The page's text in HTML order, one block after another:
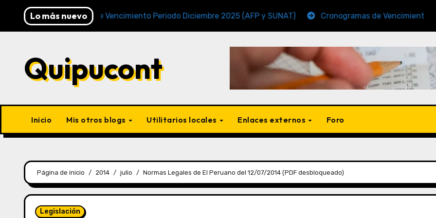
Lo más nuevo
Cronogramas de Vencimiento Periodo Diciembre 2025 (AFP y SUNAT) Cronogramas de Vencimiento Periodo
Quipucont
Inicio Mis otros blogs Utilitarios locales Enlaces externos Foro
Página de inicio 2014 julio Normas Legales de El Peruano del 12/07/2014 (PDF desbloqueado)
Legislación